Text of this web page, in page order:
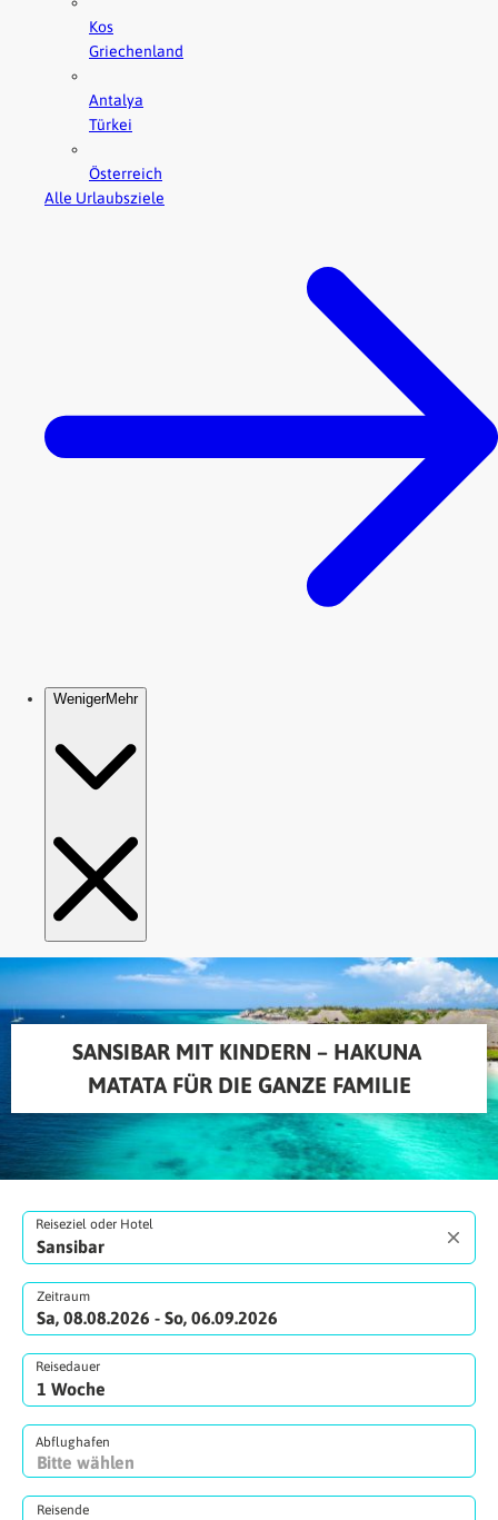
SANSIBAR MIT KINDERN – HAKUNA
MATATA FÜR DIE GANZE FAMILIE
Reiseziel oder Hotel
Zeitraum
Sa, 08.08.2026 - So, 06.09.2026
Reisedauer
Abflughafen
Reisende